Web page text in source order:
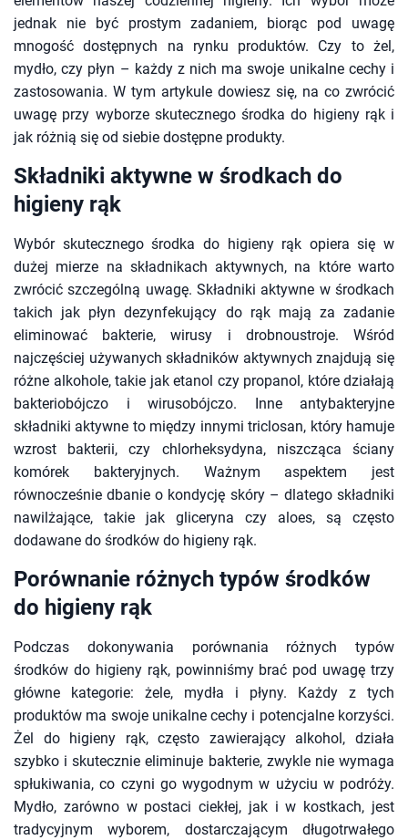
jednak nie być prostym zadaniem, biorąc pod uwagę
mnogość dostępnych na rynku produktów. Czy to żel,
mydło, czy płyn – każdy z nich ma swoje unikalne cechy i
zastosowania. W tym artykule dowiesz się, na co zwrócić
uwagę przy wyborze skutecznego środka do higieny rąk i
jak różnią się od siebie dostępne produkty.
Składniki aktywne w środkach do
higieny rąk
Wybór skutecznego środka do higieny rąk opiera się w
dużej mierze na składnikach aktywnych, na które warto
zwrócić szczególną uwagę. Składniki aktywne w środkach
takich jak płyn dezynfekujący do rąk mają za zadanie
eliminować bakterie, wirusy i drobnoustroje. Wśród
najczęściej używanych składników aktywnych znajdują się
różne alkohole, takie jak etanol czy propanol, które działają
bakteriobójczo i wirusobójczo. Inne antybakteryjne
składniki aktywne to między innymi triclosan, który hamuje
wzrost bakterii, czy chlorheksydyna, niszcząca ściany
komórek bakteryjnych. Ważnym aspektem jest
równocześnie dbanie o kondycję skóry – dlatego składniki
nawilżające, takie jak gliceryna czy aloes, są często
dodawane do środków do higieny rąk.
Porównanie różnych typów środków
do higieny rąk
Podczas dokonywania porównania różnych typów
środków do higieny rąk, powinniśmy brać pod uwagę trzy
główne kategorie: żele, mydła i płyny. Każdy z tych
produktów ma swoje unikalne cechy i potencjalne korzyści.
Żel do higieny rąk, często zawierający alkohol, działa
szybko i skutecznie eliminuje bakterie, zwykle nie wymaga
spłukiwania, co czyni go wygodnym w użyciu w podróży.
Mydło, zarówno w postaci ciekłej, jak i w kostkach, jest
tradycyjnym wyborem, dostarczającym długotrwałego